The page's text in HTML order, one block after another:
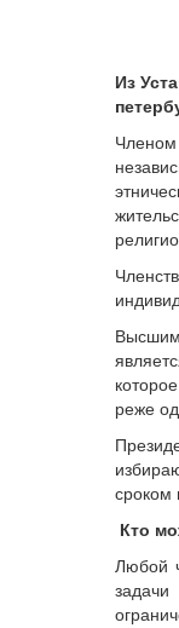
Из
реже
сроком
Кто
Любой